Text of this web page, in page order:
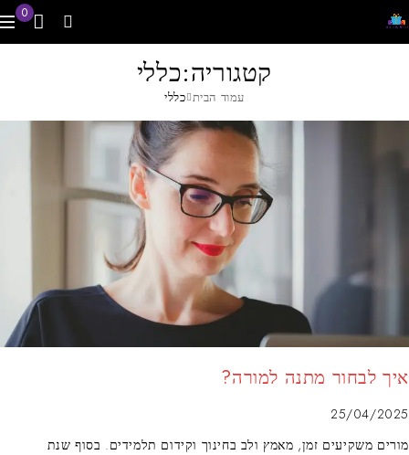
0
קטגוריה:כללי
עמוד הבית כללי
איך לבחור מתנה למורה?
25/04/2025
מורים משקיעים זמן, מאמץ ולב בחינוך וקידום תלמידים. בסוף שנת